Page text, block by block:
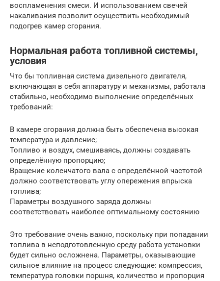
воспламенения смеси. И использованием свечей
накаливания позволит осуществить необходимый
подогрев камер сгорания.
Нормальная работа топливной системы,
условия
Что бы топливная система дизельного двигателя,
включающая в себя аппаратуру и механизмы, работала
стабильно, необходимо выполнение определённых
требований:
В камере сгорания должна быть обеспечена высокая
температура и давление;
Топливо и воздух, смешиваясь, должны создавать
определённую пропорцию;
Вращение коленчатого вала с определённой частотой
должно соответствовать углу опережения впрыска
топлива;
Параметры воздушного заряда должны
соответствовать наиболее оптимальному состоянию
Это требование очень важно, поскольку при попадании
топлива в неподготовленную среду работа установки
будет сильно осложнена. Параметры, оказывающие
сильное влияние на процесс следующие: компрессия,
температура головки поршня, количество и пропорция